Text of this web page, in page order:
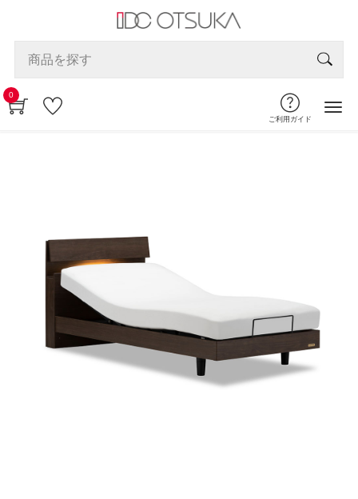
0
ご利用ガイド